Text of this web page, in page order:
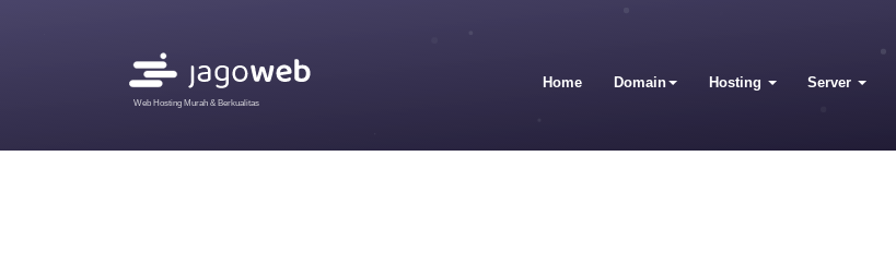
Web Hosting Murah & Berkualitas
Home Domain Hosting Server